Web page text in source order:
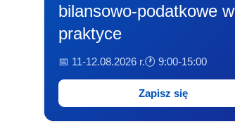
bilansowo-podatkowe w
praktyce
📅 11-12.08.2026 r.🕐 9:00-15:00
Zapisz się